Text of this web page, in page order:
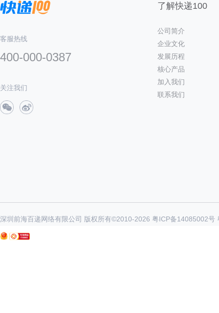
客服热线
400-000-0387
关注我们
了解快递100
公司简介
企业文化
发展历程
核心产品
加入我们
联系我们
深圳前海百递网络有限公司 版权所有©2010-2026 粤ICP备14085002号